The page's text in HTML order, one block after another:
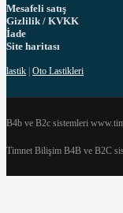
Mesafeli satış
Gizlilik / KVKK
İade
Site haritası
lastik | Oto Lastikleri
B4b ve B2c sistemleri
Timnet Bilişim B4B ve B2C